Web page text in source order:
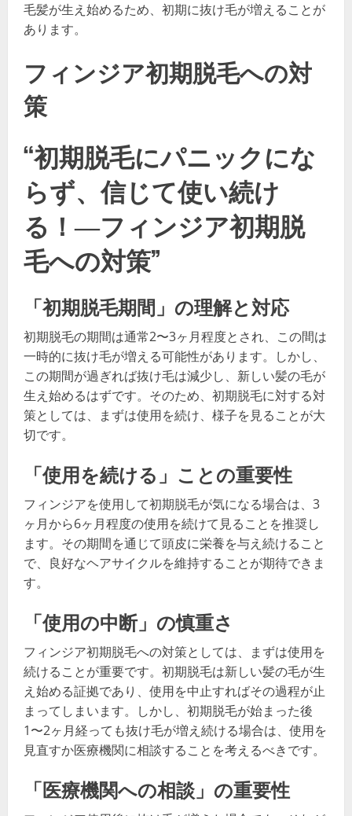
毛髪が生え始めるため、初期に抜け毛が増えることが
あります。
フィンジア初期脱毛への対
策
“初期脱毛にパニックにな
らず、信じて使い続け
る！―フィンジア初期脱
毛への対策”
「初期脱毛期間」の理解と対応
初期脱毛の期間は通常2〜3ヶ月程度とされ、この間は
一時的に抜け毛が増える可能性があります。しかし、
この期間が過ぎれば抜け毛は減少し、新しい髪の毛が
生え始めるはずです。そのため、初期脱毛に対する対
策としては、まずは使用を続け、様子を見ることが大
切です。
「使用を続ける」ことの重要性
フィンジアを使用して初期脱毛が気になる場合は、3
ヶ月から6ヶ月程度の使用を続けて見ることを推奨し
ます。その期間を通じて頭皮に栄養を与え続けること
で、良好なヘアサイクルを維持することが期待できま
す。
「使用の中断」の慎重さ
フィンジア初期脱毛への対策としては、まずは使用を
続けることが重要です。初期脱毛は新しい髪の毛が生
え始める証拠であり、使用を中止すればその過程が止
まってしまいます。しかし、初期脱毛が始まった後
1〜2ヶ月経っても抜け毛が増え続ける場合は、使用を
見直すか医療機関に相談することを考えるべきです。
「医療機関への相談」の重要性